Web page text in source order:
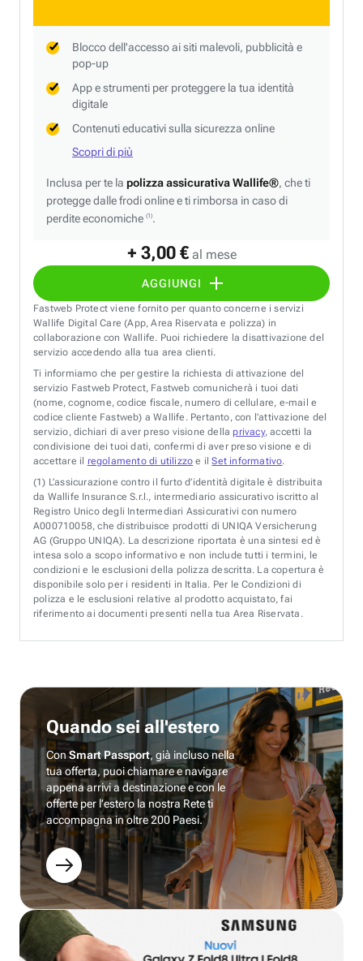
+ 3,00 € al mese
AGGIUNGI
Blocco dell'accesso ai siti malevoli, pubblicità e
pop-up
App e strumenti per proteggere la tua identità
digitale
Contenuti educativi sulla sicurezza online
Scopri di più
Inclusa per te la polizza assicurativa Wallife®, che ti
protegge dalle frodi online e ti rimborsa in caso di
perdite economiche (1).
Fastweb Protect viene fornito per quanto concerne i servizi
Wallife Digital Care (App, Area Riservata e polizza) in
collaborazione con Wallife. Puoi richiedere la disattivazione del
servizio accedendo alla tua area clienti.
Ti informiamo che per gestire la richiesta di attivazione del
servizio Fastweb Protect, Fastweb comunicherà i tuoi dati
(nome, cognome, codice fiscale, numero di cellulare, e-mail e
codice cliente Fastweb) a Wallife. Pertanto, con l’attivazione del
servizio, dichiari di aver preso visione della privacy, accetti la
condivisione dei tuoi dati, confermi di aver preso visione e di
accettare il regolamento di utilizzo e ilSet informativo.
(1) L’assicurazione contro il furto d’identità digitale è distribuita
da Wallife Insurance S.r.l., intermediario assicurativo iscritto al
Registro Unico degli Intermediari Assicurativi con numero
A000710058, che distribuisce prodotti di UNIQA Versicherung
AG (Gruppo UNIQA). La descrizione riportata è una sintesi ed è
intesa solo a scopo informativo e non include tutti i termini, le
condizioni e le esclusioni della polizza descritta. La copertura è
disponibile solo per i residenti in Italia. Per le Condizioni di
polizza e le esclusioni relative al prodotto acquistato, fai
riferimento ai documenti presenti nella tua Area Riservata.
Quando sei all'estero
ConSmart Passport, già incluso nella
tua offerta, puoi chiamare e navigare
appena arrivi a destinazione e con le
offerte per l’estero la nostra Rete ti
accompagna in oltre 200 Paesi.